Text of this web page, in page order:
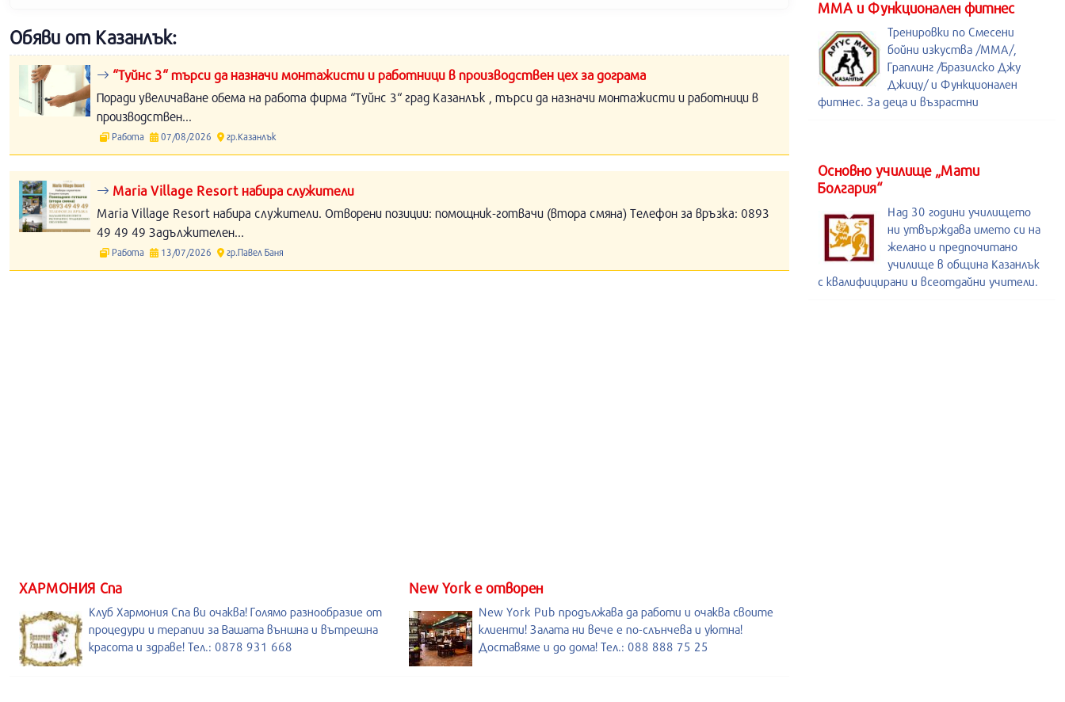
Обяви от Казанлък:
“Туйнс 3“ търси да назначи монтажисти и работници в производствен цех за дограма
Поради увеличаване обема на работа фирма “Туйнс 3“ град Казанлък , търси да назначи монтажисти и работници в
производствен...
Работа 07/08/2026 гр.Казанлък
Maria Village Resort набира служители
Maria Village Resort набира служители. Отворени позиции: помощник-готвачи (втора смяна) Телефон за връзка: 0893
49 49 49 Задължителен...
Работа 13/07/2026 гр.Павел Баня
ММА и Функционален фитнес
Тренировки по Смесени
бойни изкуства /MMA/,
Граплинг /Бразилско Джу
Джицу/ и Функционален
фитнес. За деца и възрастни
Основно училище „Мати
Болгария“
Над 30 години училището
ни утвърждава името си на
желано и предпочитано
училище в община Казанлък
с квалифицирани и всеотдайни учители.
ХАРМОНИЯ Спа
Клуб Хармония Спа ви очаква! Голямо разнообразие от
процедури и терапии за Вашата външна и вътрешна
красота и здраве! Тел.: 0878 931 668
New York е отворен
New York Pub продължава да работи и очаква своите
клиенти! Залата ни вече е по-слънчева и уютна!
Доставяме и до дома! Тел.: 088 888 75 25